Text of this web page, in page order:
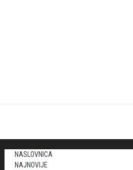
NASLOVNICA
NAJNOVIJE